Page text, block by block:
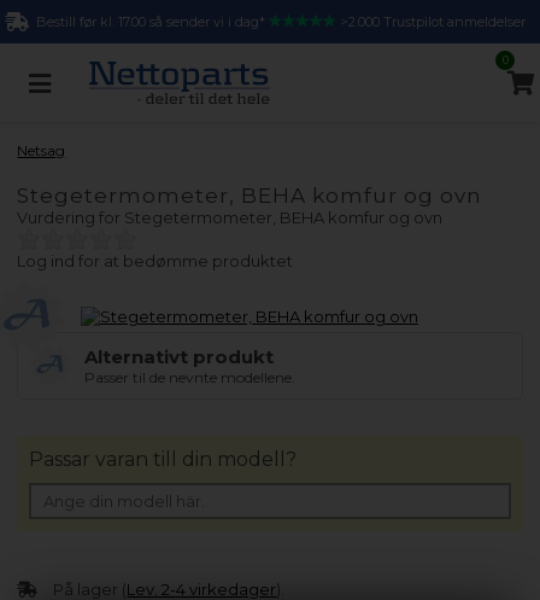
Bestill før kl. 17.00 så sender vi i dag* >2.000 Trustpilot anmeldelser
0
Netsag
Stegetermometer, BEHA komfur og ovn
Vurdering for Stegetermometer, BEHA komfur og ovn
Log ind for at bedømme produktet
Alternativt produkt
Passer til de nevnte modellene.
På lager (Lev. 2-4 virkedager).
Passar varan till din modell?